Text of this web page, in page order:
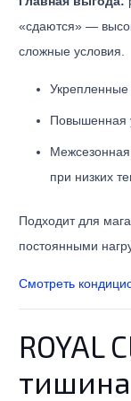
«сдаются» —
сложные условия.
Укрепленные
Повышенная
при низких
Подходит для
постоянными
Смотреть
ROYAL